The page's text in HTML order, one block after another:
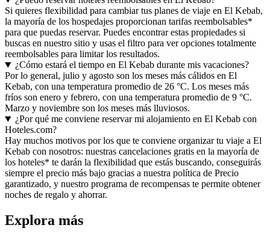
Si quieres flexibilidad para cambiar tus planes de viaje en El Kebab,
la mayoría de los hospedajes proporcionan tarifas reembolsables*
para que puedas reservar. Puedes encontrar estas propiedades si
buscas en nuestro sitio y usas el filtro para ver opciones totalmente
reembolsables para limitar los resultados.
¿Cómo estará el tiempo en El Kebab durante mis vacaciones?
Por lo general, julio y agosto son los meses más cálidos en El
Kebab, con una temperatura promedio de 26 °C. Los meses más
fríos son enero y febrero, con una temperatura promedio de 9 °C.
Marzo y noviembre son los meses más lluviosos.
¿Por qué me conviene reservar mi alojamiento en El Kebab con
Hoteles.com?
Hay muchos motivos por los que te conviene organizar tu viaje a El
Kebab con nosotros: nuestras cancelaciones gratis en la mayoría de
los hoteles* te darán la flexibilidad que estás buscando, conseguirás
siempre el precio más bajo gracias a nuestra política de Precio
garantizado, y nuestro programa de recompensas te permite obtener
noches de regalo y ahorrar.
Explora más